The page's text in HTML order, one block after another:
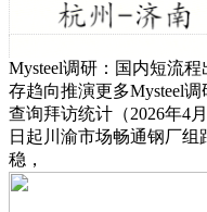
Mysteel调研：国内短流
存趋向推演更多Mysteel
查询拜访统计（2026年4
日起川渝市场畅通钢厂
稳，